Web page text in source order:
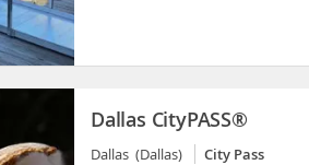
Dallas CityPASS®
Dallas (Dallas)
City Pass